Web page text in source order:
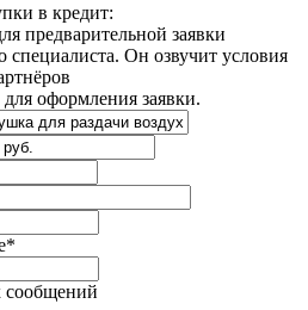
в кредит:
предварительной заявки
специалиста. Он озвучит условия
оформления заявки.
*
сообщений